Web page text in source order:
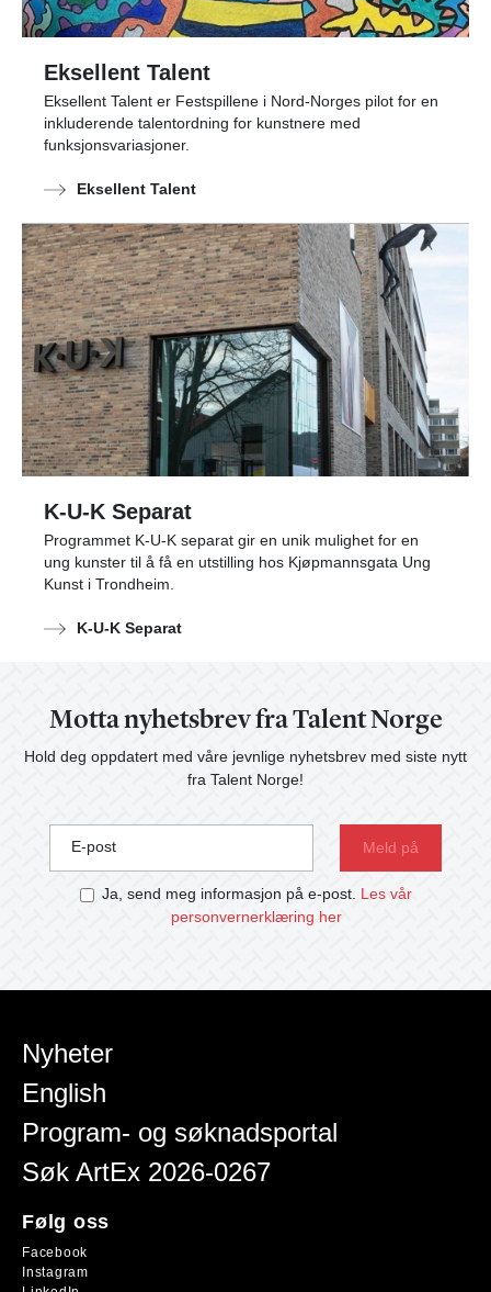
Eksellent Talent
Eksellent Talent er Festspillene i Nord-Norges pilot for en
inkluderende talentordning for kunstnere med
funksjonsvariasjoner.
Eksellent Talent
K-U-K Separat
Programmet K-U-K separat gir en unik mulighet for en
ung kunster til å få en utstilling hos Kjøpmannsgata Ung
Kunst i Trondheim.
K-U-K Separat
Motta nyhetsbrev fra Talent Norge
Hold deg oppdatert med våre jevnlige nyhetsbrev med siste nytt
fra Talent Norge!
E-post
Ja, send meg informasjon på e-post. Les vår
personvernerklæring her
Nyheter
English
Program- og søknadsportal
Søk ArtEx 2026-0267
Følg oss
Facebook
Instagram